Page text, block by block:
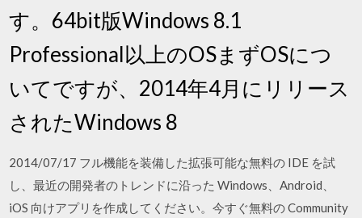
す。64bit版Windows 8.1
Professional以上のOSまずOSにつ
いてですが、2014年4月にリリース
されたWindows 8
2014/07/17 フル機能を装備した拡張可能な無料の IDE を試
し、最近の開発者のトレンドに沿った Windows、Android、
iOS 向けアプリを作成してください。今すぐ無料の Community